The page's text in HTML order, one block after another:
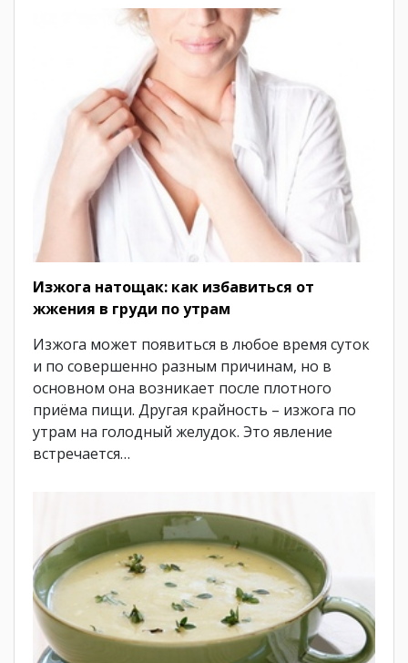
Изжога натощак: как избавиться от
жжения в груди по утрам
Изжога может появиться в любое время суток
и по совершенно разным причинам, но в
основном она возникает после плотного
приёма пищи. Другая крайность – изжога по
утрам на голодный желудок. Это явление
встречается…